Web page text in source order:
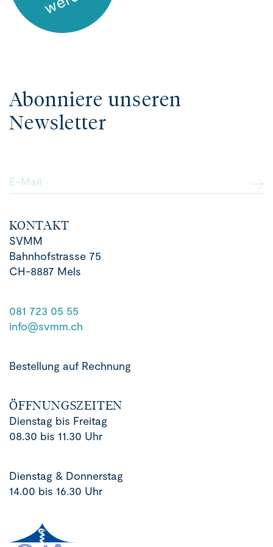
Abonniere unseren
Newsletter
E-Mail
KONTAKT
SVMM
Bahnhofstrasse 75
CH-8887 Mels
081 723 05 55
info@svmm.ch
Bestellung auf Rechnung
ÖFFNUNGSZEITEN
Dienstag bis Freitag
08.30 bis 11.30 Uhr
Dienstag & Donnerstag
14.00 bis 16.30 Uhr